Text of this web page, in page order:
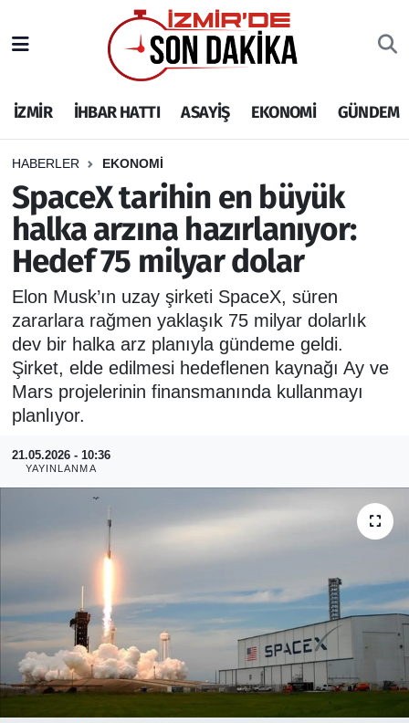
İZMİR İHBAR HATTI ASAYİŞ EKONOMİ GÜNDEM
HABERLER EKONOMİ
SpaceX tarihin en büyük
halka arzına hazırlanıyor:
Hedef 75 milyar dolar
Elon Musk’ın uzay şirketi SpaceX, süren
zararlara rağmen yaklaşık 75 milyar dolarlık
dev bir halka arz planıyla gündeme geldi.
Şirket, elde edilmesi hedeflenen kaynağı Ay ve
Mars projelerinin finansmanında kullanmayı
planlıyor.
21.05.2026 - 10:36
YAYINLANMA
İHBAR HATTI
DEPREM
GENEL
EKONOMİ
SİYASET
SPOR
ASAYİŞ
İzmir Nöbetçi Eczaneler
İzmir Hava Durumu
İzmir Namaz Vakitleri
İzmir Trafik Yoğunluk Haritası
Puan Durumu ve Fikstür
Tüm Manşetler
Son Dakika Haberleri
Haber Arşivi